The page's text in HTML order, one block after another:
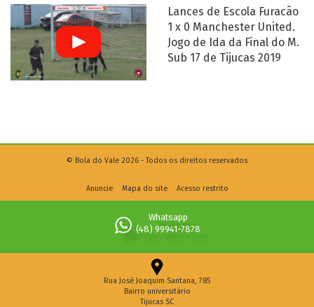
Lances de Escola Furacão
1 x 0 Manchester United.
Jogo de Ida da Final do M.
Sub 17 de Tijucas 2019
© Bola do Vale 2026 - Todos os direitos reservados
Anuncie Mapa do site Acesso restrito
Whatsapp
(48) 99941-7878
Rua José Joaquim Santana, 785
Bairro universitário
Tijucas SC